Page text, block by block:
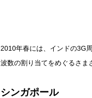
2010年春には、インドの3G
波数の割り当てをめぐるさま
シンガポール